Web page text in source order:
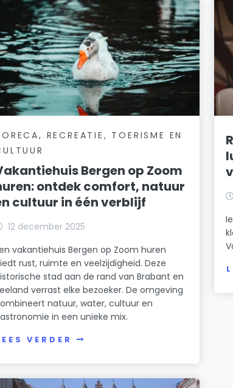
RECREATIE, TOERISME EN
Bergen op Zoom
ontdek comfort, natuur
cultuur in één verblijf
12 december 2025
vakantiehuis Bergen op Zoom huren
rust, ruimte en veelzijdigheid. Deze
stad aan de rand van Brabant en
verrast elke bezoeker. De omgeving
natuur, water, cultuur en
in een unieke mix.
VERDER